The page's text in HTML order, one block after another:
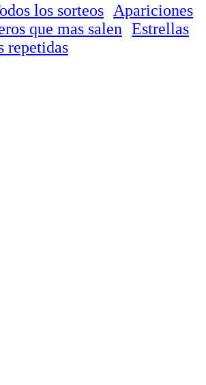
los sorteos
Apariciones
que mas salen Estrellas
repetidas